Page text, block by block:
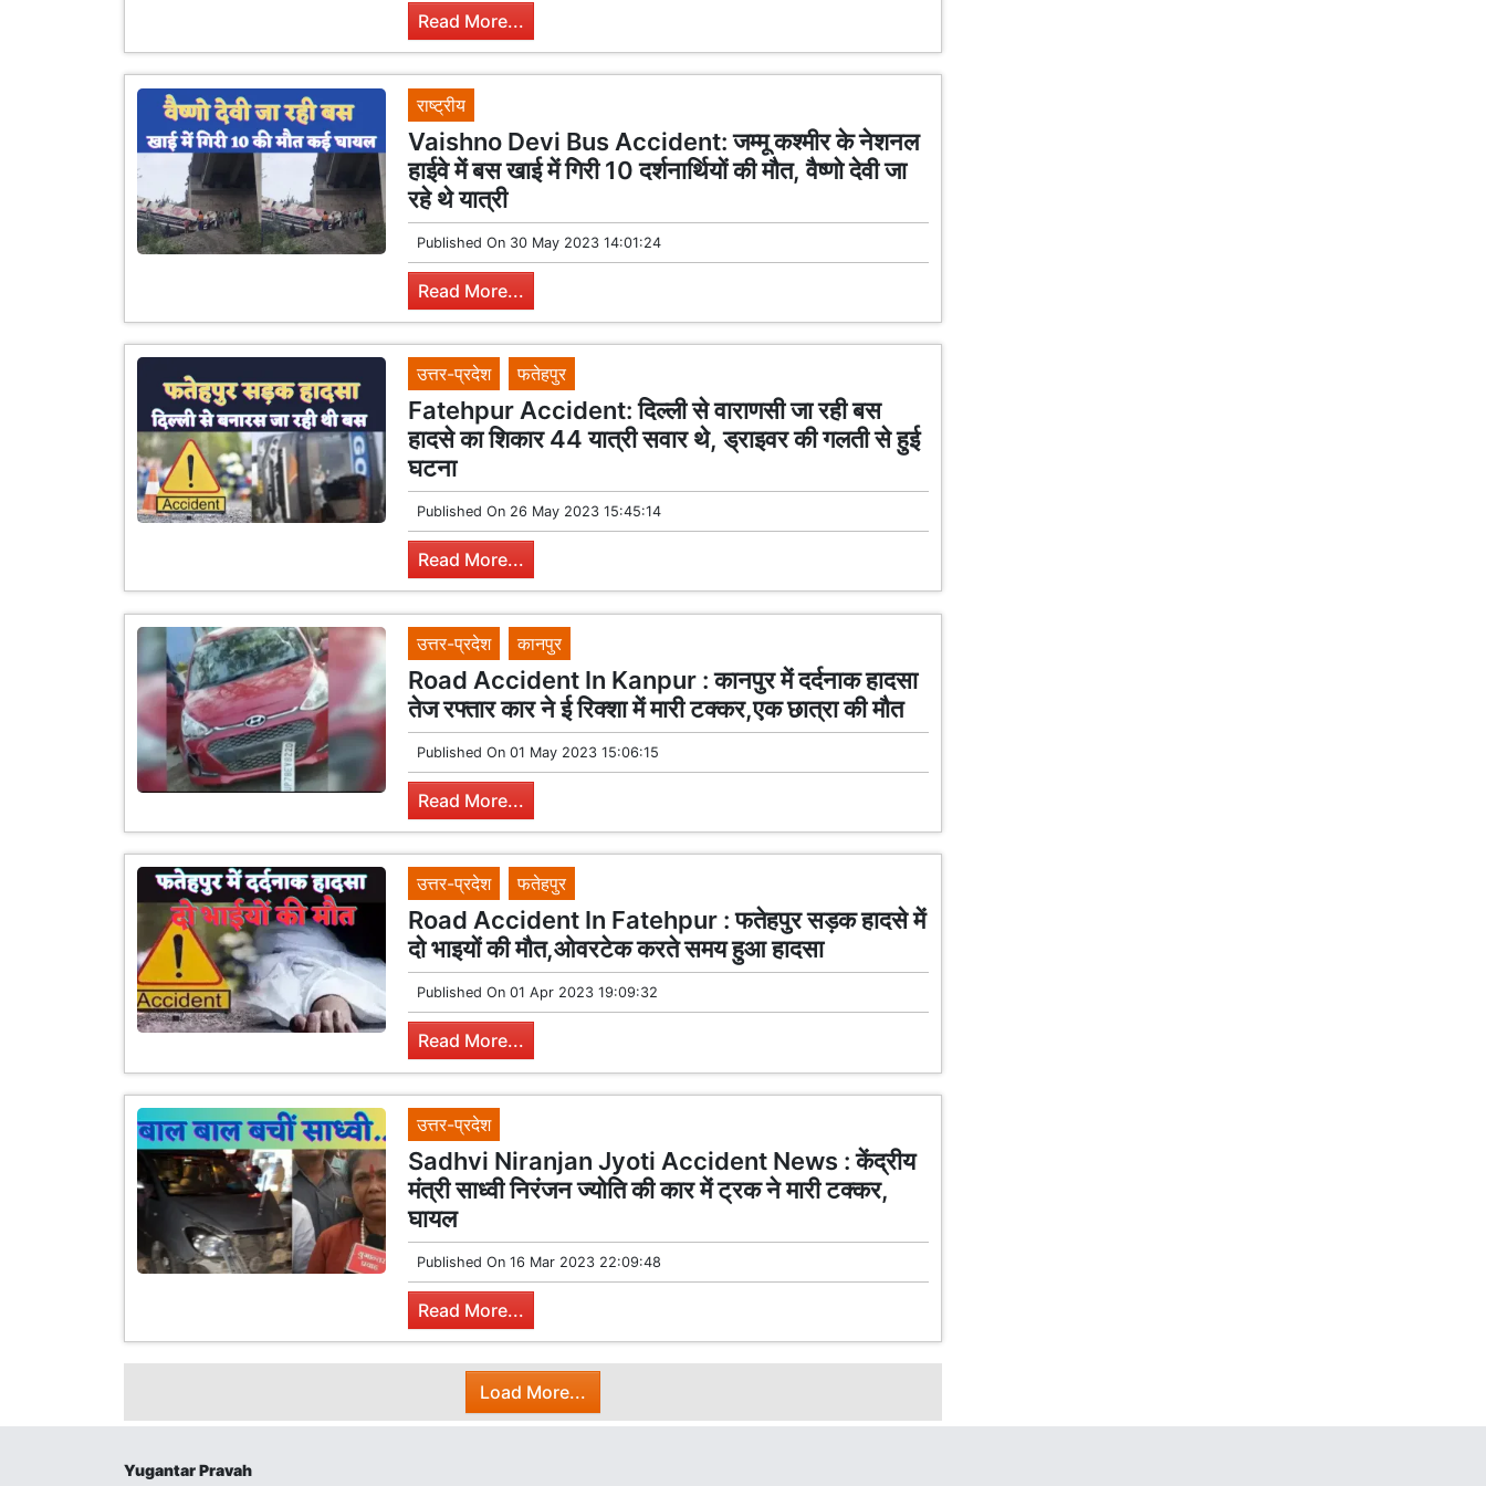
Read More...
राष्ट्रीय
Vaishno Devi Bus Accident: जम्मू कश्मीर के नेशनल
हाईवे में बस खाई में गिरी 10 दर्शनार्थियों की मौत, वैष्णो देवी जा
रहे थे यात्री
Published On 30 May 2023 14:01:24
Read More...
उत्तर-प्रदेश फतेहपुर
Fatehpur Accident: दिल्ली से वाराणसी जा रही बस
हादसे का शिकार 44 यात्री सवार थे, ड्राइवर की गलती से हुई
घटना
Published On 26 May 2023 15:45:14
Read More...
उत्तर-प्रदेश कानपुर
Road Accident In Kanpur : कानपुर में दर्दनाक हादसा
तेज रफ्तार कार ने ई रिक्शा में मारी टक्कर,एक छात्रा की मौत
Published On 01 May 2023 15:06:15
Read More...
उत्तर-प्रदेश फतेहपुर
Road Accident In Fatehpur : फतेहपुर सड़क हादसे में
दो भाइयों की मौत,ओवरटेक करते समय हुआ हादसा
Published On 01 Apr 2023 19:09:32
Read More...
उत्तर-प्रदेश
Sadhvi Niranjan Jyoti Accident News : केंद्रीय
मंत्री साध्वी निरंजन ज्योति की कार में ट्रक ने मारी टक्कर,
घायल
Published On 16 Mar 2023 22:09:48
Read More...
Load More...
Yugantar Pravah